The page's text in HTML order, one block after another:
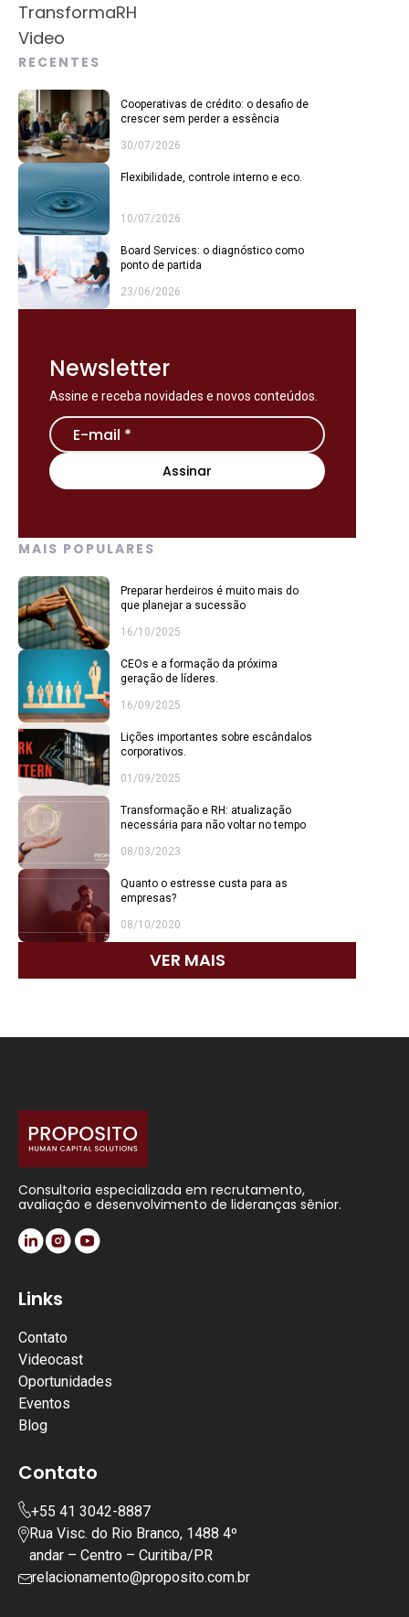
TransformaRH
Video
RECENTES
Cooperativas de crédito: o desafio de
crescer sem perder a essência
30/07/2026
Flexibilidade, controle interno e eco.
10/07/2026
Board Services: o diagnóstico como
ponto de partida
23/06/2026
Newsletter
Assine e receba novidades e novos conteúdos.
MAIS POPULARES
Preparar herdeiros é muito mais do
que planejar a sucessão
16/10/2025
CEOs e a formação da próxima
geração de líderes.
16/09/2025
Lições importantes sobre escândalos
corporativos.
01/09/2025
Transformação e RH: atualização
necessária para não voltar no tempo
08/03/2023
Quanto o estresse custa para as
empresas?
08/10/2020
VER MAIS
Consultoria especializada em recrutamento,
avaliação e desenvolvimento de lideranças sênior.
Links
Contato
Videocast
Oportunidades
Eventos
Blog
Contato
+55 41 3042-8887
Rua Visc. do Rio Branco, 1488 4º
andar – Centro – Curitiba/PR
relacionamento@proposito.com.br